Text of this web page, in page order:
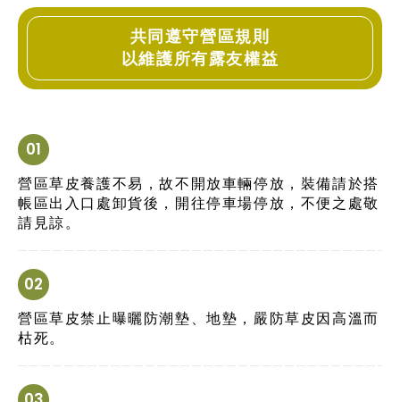
共同遵守營區規則
以維護所有露友權益
營區草皮養護不易，故不開放車輛停放，裝備請於搭
帳區出入口處卸貨後，開往停車場停放，不便之處敬
請見諒。
營區草皮禁止曝曬防潮墊、地墊，嚴防草皮因高溫而
枯死。